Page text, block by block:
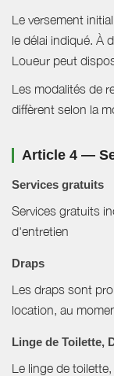
Le versement
le délai indiqué. À
Loueur peut
Les modalités de
diffèrent selon la
Article 4 —
Services gratuits
Services gratuits
d'entretien
Draps
Les draps sont
location, au
Linge de Toilette,
Le linge de